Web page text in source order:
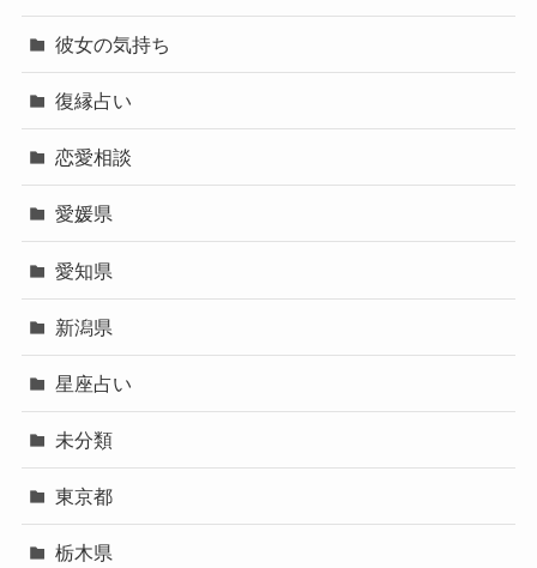
彼女の気持ち
復縁占い
恋愛相談
愛媛県
愛知県
新潟県
星座占い
未分類
東京都
栃木県